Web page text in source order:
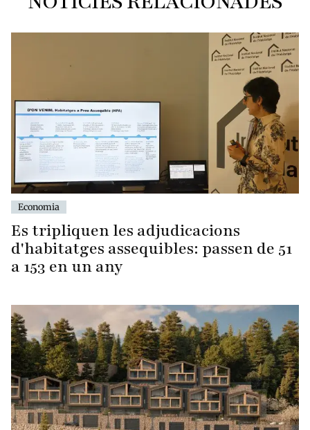
Economia
Es tripliquen les adjudicacions
d'habitatges assequibles: passen de 51
a 153 en un any